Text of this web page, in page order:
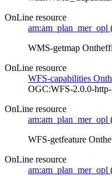
OnLine resource
am:am_plan_mer_opl
WMS-getmap
OnLine resource
WFS-capabilities
OGC:WFS-2.0.0-
OnLine resource
am:am_plan_mer_opl
WFS-getfeature
OnLine resource
am:am_plan_mer_opl